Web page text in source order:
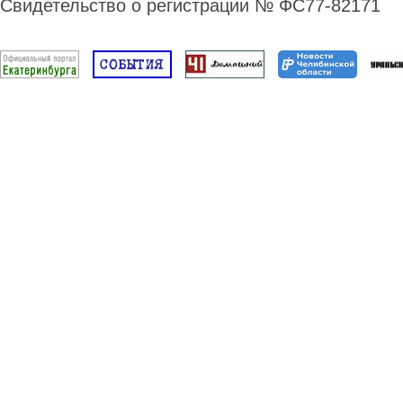
Свидетельство о регистрации № ФС77-82171